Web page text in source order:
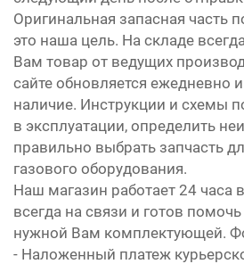
Оригинальная запасная часть
это наша цель. На складе
Вам товар от ведущих
сайте обновляется ежедневно
наличие. Инструкции и схемы
в эксплуатации, определить
правильно выбрать запчасть
газового оборудования.
Наш магазин работает 24 часа
всегда на связи и готов
нужной Вам комплектующей.
- Наложенный платеж